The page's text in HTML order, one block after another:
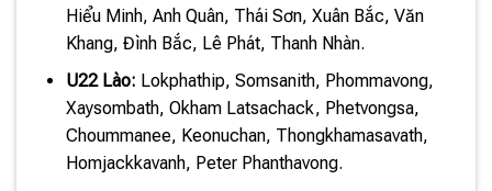
Hiểu Minh, Anh Quân, Thái Sơn, Xuân Bắc, Văn
Khang, Đình Bắc, Lê Phát, Thanh Nhàn.
U22 Lào: Lokphathip, Somsanith, Phommavong,
Xaysombath, Okham Latsachack, Phetvongsa,
Choummanee, Keonuchan, Thongkhamasavath,
Homjackkavanh, Peter Phanthavong.